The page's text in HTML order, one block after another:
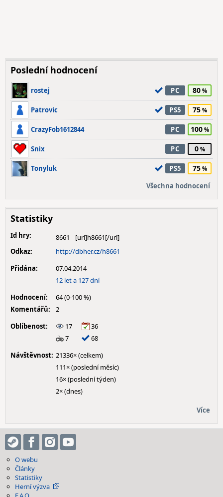
Poslední hodnocení
rostej PC 80
Patrovic PS5 75
CrazyFob1612844 PC 100
Snix PC 0
Tonyluk PS5 75
Všechna hodnocení
Statistiky
Id hry:
8661
Odkaz:
http://dbher.cz/h8661
Přidána:
07.04.2014
12 let a 127 dní
Hodnocení:
64 (0-100 %)
Komentářů:
2
Oblíbenost:
17
36
7
68
Návštěvnost: 21336× (celkem)
111× (poslední měsíc)
16× (poslední týden)
2× (dnes)
Více
O webu
Články
Statistiky
Herní výzva